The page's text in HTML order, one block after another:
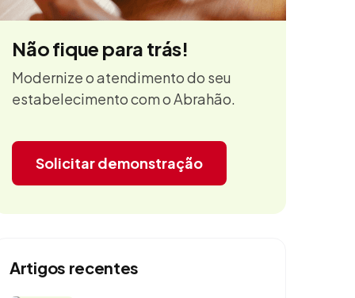
Não fique para trás!
Modernize o atendimento do seu
estabelecimento com o Abrahão.
Solicitar demonstração
Artigos recentes